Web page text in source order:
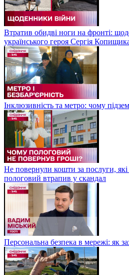
Втратив обидві ноги на фронті:
українського героя Сергія
Інклюзивність та метро: чому
Не повернули кошти за послуги,
пологовий втрапив у скандал
Персональна безпека в мережі: як